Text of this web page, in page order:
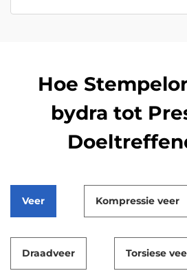
Hoe
bydra tot
Veer Kompressie veer
Draadveer Torsiese